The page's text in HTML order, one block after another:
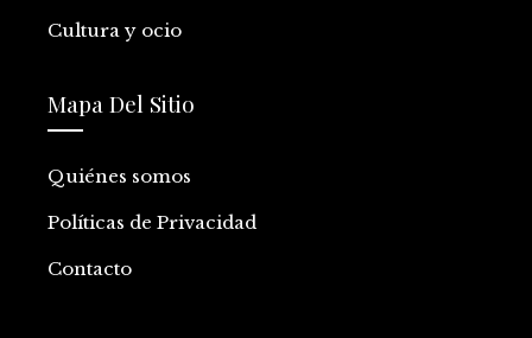
Cultura y ocio
Mapa Del Sitio
Quiénes somos
Políticas de Privacidad
Contacto